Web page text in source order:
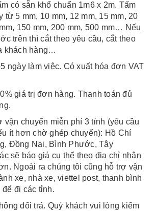
có sẵn khổ chuẩn 1m6 x 2m. Tấm
từ 5 mm, 10 mm, 12 mm, 15 mm, 20
150 mm, 200 mm, 500 mm… Nếu
trên thì cắt theo yêu cầu, cắt theo
khách hàng…
ngày làm việc. Có xuất hóa đơn VAT
giá trị đơn hàng. Thanh toán đủ
vận chuyển miễn phí 3 tỉnh (yêu cầu
ít hơn chờ ghép chuyến): Hồ Chí
Đồng Nai, Bình Phước, Tây
sẽ báo giá cụ thể theo địa chỉ nhận
Ngoài ra chúng tôi cũng hỗ trợ vận
xe, nhà xe, viettel post, thanh bình
đi các tỉnh.
đổi trả. Quý khách vui lòng kiểm